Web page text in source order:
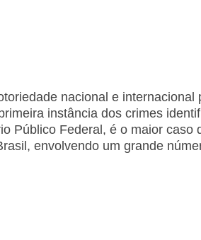
nacional e
instância dos crimes
Público Federal, é o maior caso
envolvendo um grande